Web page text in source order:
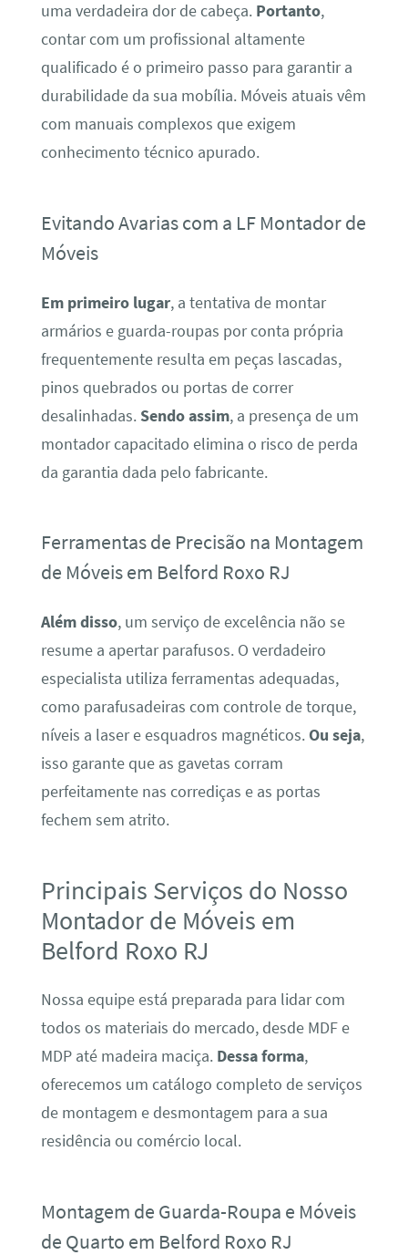
uma verdadeira dor de cabeça. Portanto,
contar com um profissional altamente
qualificado é o primeiro passo para garantir a
durabilidade da sua mobília. Móveis atuais vêm
com manuais complexos que exigem
conhecimento técnico apurado.
Evitando Avarias com a LF Montador de
Móveis
Em primeiro lugar, a tentativa de montar
armários e guarda-roupas por conta própria
frequentemente resulta em peças lascadas,
pinos quebrados ou portas de correr
desalinhadas. Sendo assim, a presença de um
montador capacitado elimina o risco de perda
da garantia dada pelo fabricante.
Ferramentas de Precisão na Montagem
de Móveis em Belford Roxo RJ
Além disso, um serviço de excelência não se
resume a apertar parafusos. O verdadeiro
especialista utiliza ferramentas adequadas,
como parafusadeiras com controle de torque,
níveis a laser e esquadros magnéticos.Ou seja,
isso garante que as gavetas corram
perfeitamente nas corrediças e as portas
fechem sem atrito.
Principais Serviços do Nosso
Montador de Móveis em
Belford Roxo RJ
Nossa equipe está preparada para lidar com
todos os materiais do mercado, desde MDF e
MDP até madeira maciça. Dessa forma,
oferecemos um catálogo completo de serviços
de montagem e desmontagem para a sua
residência ou comércio local.
Montagem de Guarda-Roupa e Móveis
de Quarto em Belford Roxo RJ